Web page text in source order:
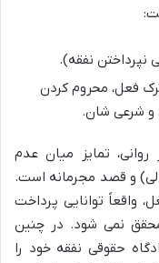
نپرداختن نفقه).
فعل، محروم کردن
و شرعی شان.
تمایز میان عدم
و قصد مجرمانه است.
واقعاً توانایی پرداخت
محقق نمی شود. در چنین
حقوقی نفقه خود را